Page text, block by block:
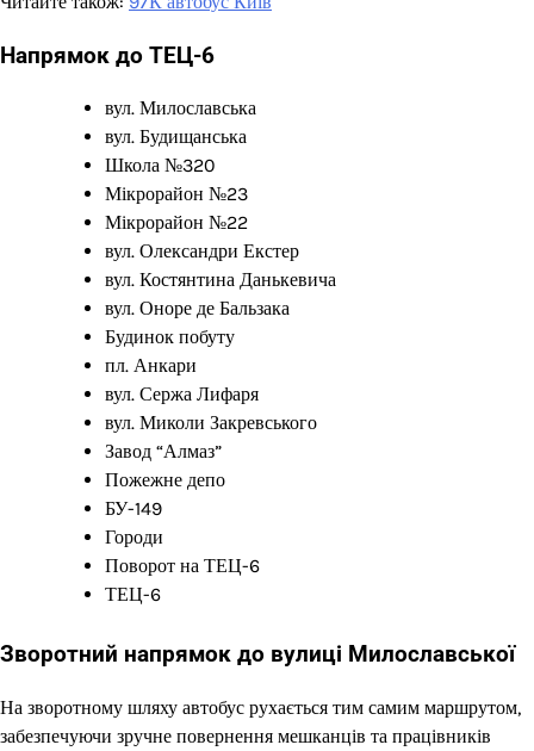
Напрямок до ТЕЦ-6
вул. Милославська
вул. Будищанська
Школа №320
Мікрорайон №23
Мікрорайон №22
вул. Олександри Екстер
вул. Костянтина Данькевича
вул. Оноре де Бальзака
Будинок побуту
пл. Анкари
вул. Сержа Лифаря
вул. Миколи Закревського
Завод “Алмаз”
Пожежне депо
БУ-149
Городи
Поворот на ТЕЦ-6
ТЕЦ-6
Зворотний напрямок до вулиці Милославської
На зворотному шляху автобус рухається тим самим маршрутом,
забезпечуючи зручне повернення мешканців та працівників